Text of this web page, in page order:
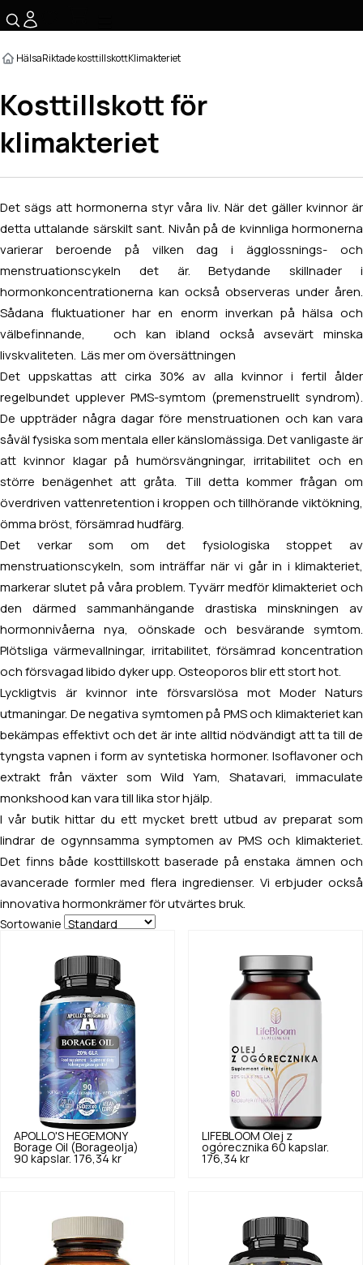
HälsaRiktade kosttillskottKlimakteriet
Kosttillskott för
klimakteriet
Det sägs att hormonerna styr våra liv. När det gäller kvinnor är
detta uttalande särskilt sant. Nivån på de kvinnliga hormonerna
varierar beroende på vilken dag i ägglossnings- och
menstruationscykeln det är. Betydande skillnader i
hormonkoncentrationerna kan också observeras under åren.
Sådana fluktuationer har en enorm inverkan på hälsa och
välbefinnande, och kan ibland också avsevärt minska
livskvaliteten. Läs mer om översättningen
Det uppskattas att cirka 30% av alla kvinnor i fertil ålder
regelbundet upplever PMS-symtom (premenstruellt syndrom).
De uppträder några dagar före menstruationen och kan vara
såväl fysiska som mentala eller känslomässiga. Det vanligaste är
att kvinnor klagar på humörsvängningar, irritabilitet och en
större benägenhet att gråta. Till detta kommer frågan om
överdriven vattenretention i kroppen och tillhörande viktökning,
ömma bröst, försämrad hudfärg.
Det verkar som om det fysiologiska stoppet av
menstruationscykeln, som inträffar när vi går in i klimakteriet,
markerar slutet på våra problem. Tyvärr medför klimakteriet och
den därmed sammanhängande drastiska minskningen av
hormonnivåerna nya, oönskade och besvärande symtom.
Plötsliga värmevallningar, irritabilitet, försämrad koncentration
och försvagad libido dyker upp. Osteoporos blir ett stort hot.
Lyckligtvis är kvinnor inte försvarslösa mot Moder Naturs
utmaningar. De negativa symtomen på PMS och klimakteriet kan
bekämpas effektivt och det är inte alltid nödvändigt att ta till de
tyngsta vapnen i form av syntetiska hormoner. Isoflavoner och
extrakt från växter som Wild Yam, Shatavari, immaculate
monkshood kan vara till lika stor hjälp.
I vår butik hittar du ett mycket brett utbud av preparat som
lindrar de ogynnsamma symptomen av PMS och klimakteriet.
Det finns både kosttillskott baserade på enstaka ämnen och
avancerade formler med flera ingredienser. Vi erbjuder också
innovativa hormonkrämer för utvärtes bruk.
Sortowanie
APOLLO'S HEGEMONY
Borage Oil (Borageolja)
90 kapslar. 176,34 kr
LIFEBLOOM Olej z
ogórecznika 60 kapslar.
176,34 kr